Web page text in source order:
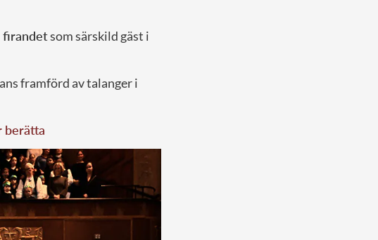
firandetsom särskild gäst i
framförd av talanger i
berätta